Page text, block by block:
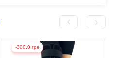
-300,0 грн